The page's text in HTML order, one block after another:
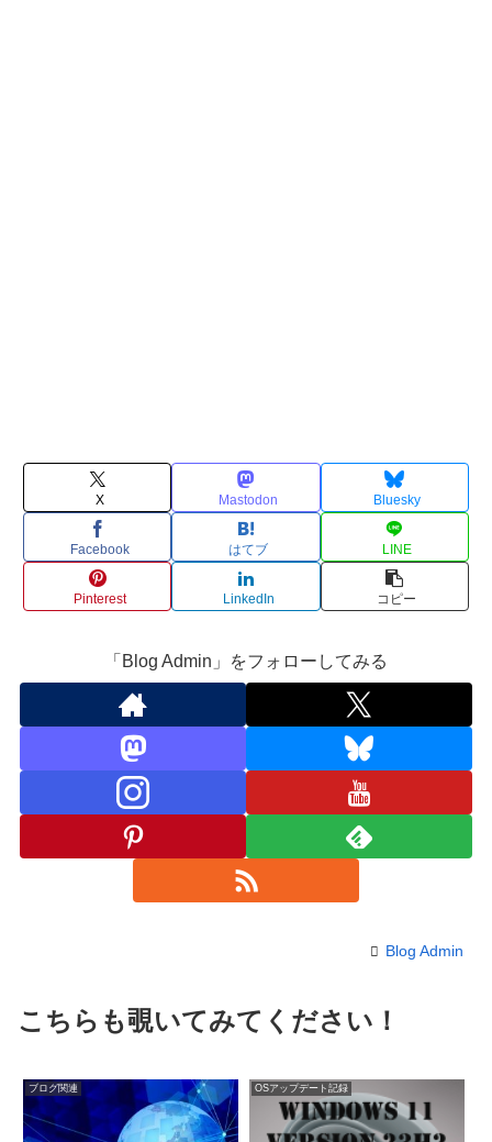
X Mastodon Bluesky
Facebook はてブ LINE
Pinterest LinkedIn コピー
「Blog Admin」をフォローしてみる
Blog Admin
こちらも覗いてみてください！
ブログ関連 OSアップデート記録